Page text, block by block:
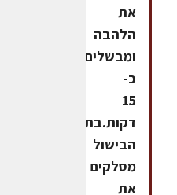
את
הלהבה
ומבשלים
כ-
15
דקות.בתום
הבישול
מסלקים
את